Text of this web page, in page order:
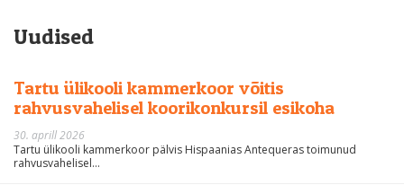
Uudised
Tartu ülikooli kammerkoor võitis
rahvusvahelisel koorikonkursil esikoha
30. aprill 2026
Tartu ülikooli kammerkoor pälvis Hispaanias Antequeras toimunud
rahvusvahelisel...